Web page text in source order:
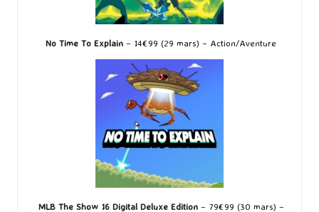
No Time To Explain – 14€99 (29 mars) – Action/Aventure
MLB The Show 16 Digital Deluxe Edition– 79€99 (30 mars) –